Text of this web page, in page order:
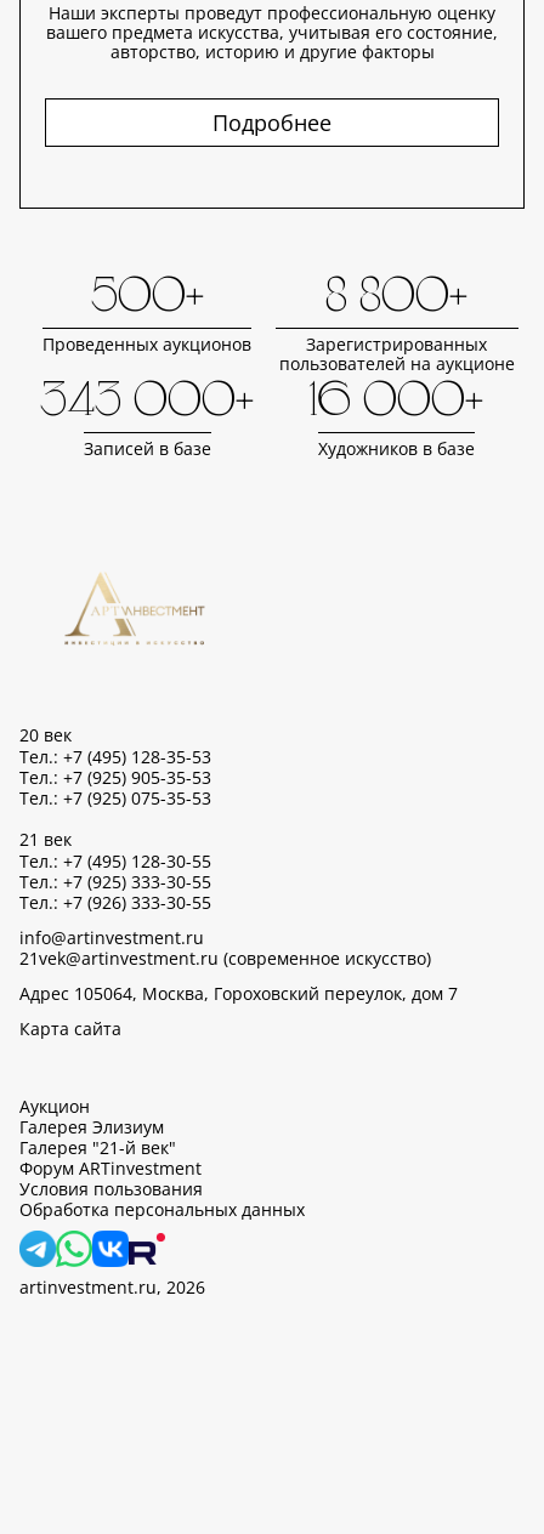
Наши эксперты проведут профессиональную оценку
вашего предмета искусства, учитывая его состояние,
авторство, историю и другие факторы
Подробнее
500+
Проведенных аукционов
8 800+
Зарегистрированных
пользователей на аукционе
343 000+
Записей в базе
16 000+
Художников в базе
20 век
Тел.: +7 (495) 128-35-53
Тел.: +7 (925) 905-35-53
Тел.: +7 (925) 075-35-53
21 век
Тел.: +7 (495) 128-30-55
Тел.: +7 (925) 333-30-55
Тел.: +7 (926) 333-30-55
info@artinvestment.ru
21vek@artinvestment.ru (современное искусство)
Адрес 105064, Москва, Гороховский переулок, дом 7
Карта сайта
Аукцион
Галерея Элизиум
Галерея "21-й век"
Форум ARTinvestment
Условия пользования
Обработка персональных данных
artinvestment.ru, 2026